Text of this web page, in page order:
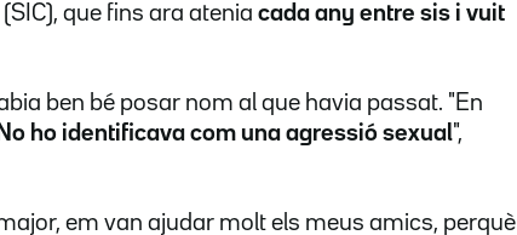
que fins ara atenia cada any entre sis i vuit
ben bé posar nom al que havia passat. "En
No ho identificava com una agressió sexual",
em van ajudar molt els meus amics, perquè